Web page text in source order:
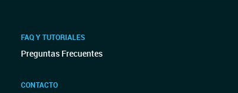
FAQ Y TUTORIALES
Preguntas Frecuentes
CONTACTO